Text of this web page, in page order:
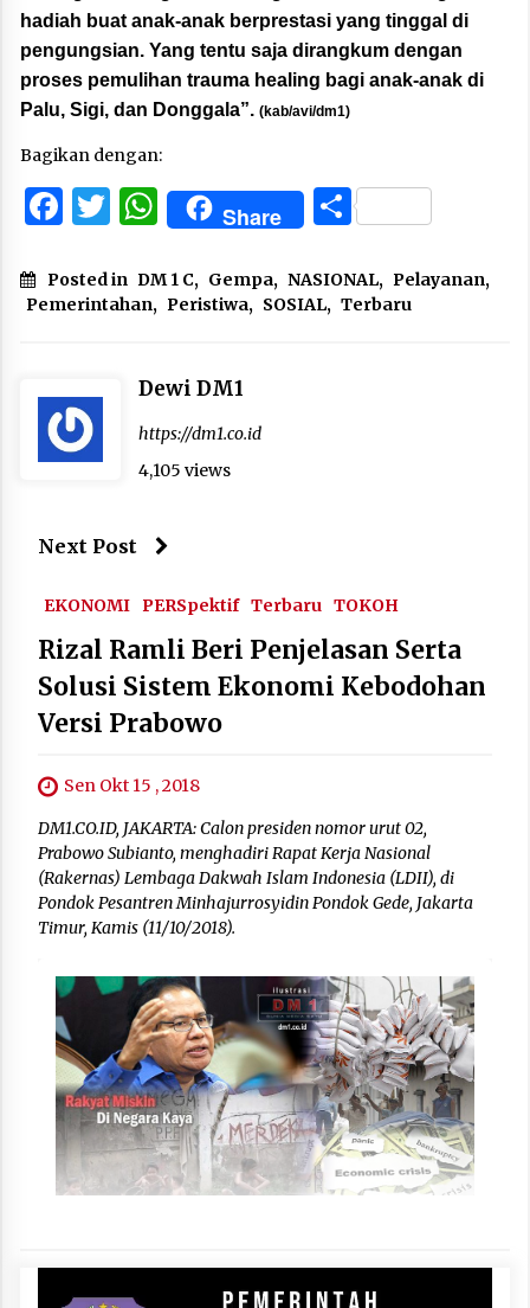
hadiah buat anak-anak berprestasi yang tinggal di
pengungsian. Yang tentu saja dirangkum dengan
proses pemulihan trauma healing bagi anak-anak di
Palu, Sigi, dan Donggala”. (kab/avi/dm1)
Bagikan dengan:
Facebook
Twitter
WhatsApp
Share Share
Posted in DM 1 C, Gempa, NASIONAL, Pelayanan,
Pemerintahan, Peristiwa, SOSIAL, Terbaru
Dewi DM1
https://dm1.co.id
4,105 views
Next Post
EKONOMI PERSpektif Terbaru TOKOH
Rizal Ramli Beri Penjelasan Serta
Solusi Sistem Ekonomi Kebodohan
Versi Prabowo
Sen Okt 15 , 2018
DM1.CO.ID, JAKARTA: Calon presiden nomor urut 02,
Prabowo Subianto, menghadiri Rapat Kerja Nasional
(Rakernas) Lembaga Dakwah Islam Indonesia (LDII), di
Pondok Pesantren Minhajurrosyidin Pondok Gede, Jakarta
Timur, Kamis (11/10/2018).